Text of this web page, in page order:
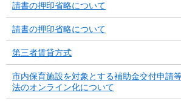
請書の押印省略について
請書の押印省略について
第三者賃貸方式
市内保育施設を対象とする補助金交付申請
法のオンライン化について